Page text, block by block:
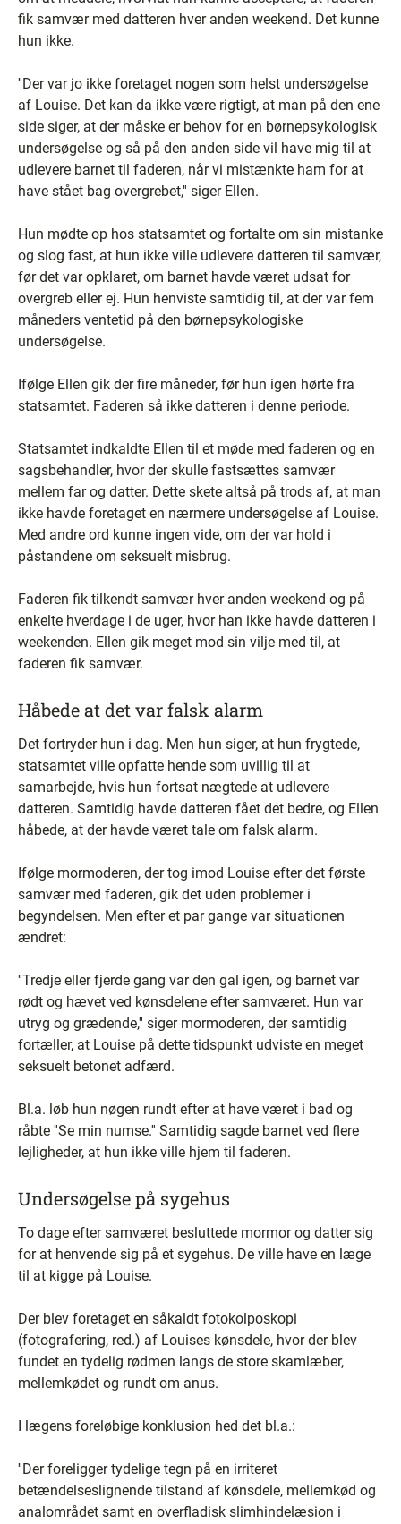
fik samvær med datteren hver anden weekend. Det kunne
hun ikke.
''Der var jo ikke foretaget nogen som helst undersøgelse
af Louise. Det kan da ikke være rigtigt, at man på den ene
side siger, at der måske er behov for en børnepsykologisk
undersøgelse og så på den anden side vil have mig til at
udlevere barnet til faderen, når vi mistænkte ham for at
have stået bag overgrebet,'' siger Ellen.
Hun mødte op hos statsamtet og fortalte om sin mistanke
og slog fast, at hun ikke ville udlevere datteren til samvær,
før det var opklaret, om barnet havde været udsat for
overgreb eller ej. Hun henviste samtidig til, at der var fem
måneders ventetid på den børnepsykologiske
undersøgelse.
Ifølge Ellen gik der fire måneder, før hun igen hørte fra
statsamtet. Faderen så ikke datteren i denne periode.
Statsamtet indkaldte Ellen til et møde med faderen og en
sagsbehandler, hvor der skulle fastsættes samvær
mellem far og datter. Dette skete altså på trods af, at man
ikke havde foretaget en nærmere undersøgelse af Louise.
Med andre ord kunne ingen vide, om der var hold i
påstandene om seksuelt misbrug.
Faderen fik tilkendt samvær hver anden weekend og på
enkelte hverdage i de uger, hvor han ikke havde datteren i
weekenden. Ellen gik meget mod sin vilje med til, at
faderen fik samvær.
Håbede at det var falsk alarm
Det fortryder hun i dag. Men hun siger, at hun frygtede,
statsamtet ville opfatte hende som uvillig til at
samarbejde, hvis hun fortsat nægtede at udlevere
datteren. Samtidig havde datteren fået det bedre, og Ellen
håbede, at der havde været tale om falsk alarm.
Ifølge mormoderen, der tog imod Louise efter det første
samvær med faderen, gik det uden problemer i
begyndelsen. Men efter et par gange var situationen
ændret:
''Tredje eller fjerde gang var den gal igen, og barnet var
rødt og hævet ved kønsdelene efter samværet. Hun var
utryg og grædende,'' siger mormoderen, der samtidig
fortæller, at Louise på dette tidspunkt udviste en meget
seksuelt betonet adfærd.
Bl.a. løb hun nøgen rundt efter at have været i bad og
råbte ''Se min numse.'' Samtidig sagde barnet ved flere
lejligheder, at hun ikke ville hjem til faderen.
Undersøgelse på sygehus
To dage efter samværet besluttede mormor og datter sig
for at henvende sig på et sygehus. De ville have en læge
til at kigge på Louise.
Der blev foretaget en såkaldt fotokolposkopi
(fotografering, red.) af Louises kønsdele, hvor der blev
fundet en tydelig rødmen langs de store skamlæber,
mellemkødet og rundt om anus.
I lægens foreløbige konklusion hed det bl.a.:
''Der foreligger tydelige tegn på en irriteret
betændelseslignende tilstand af kønsdele, mellemkød og
analområdet samt en overfladisk slimhindelæsion i